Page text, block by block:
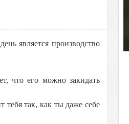
является производство
что его можно закидать
так, как ты даже себе